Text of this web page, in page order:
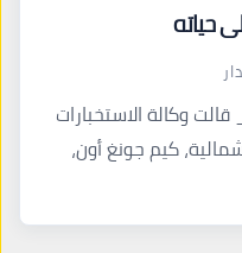
حياته
قالت وكالة الاستخبارات
كيم جونغ أون،